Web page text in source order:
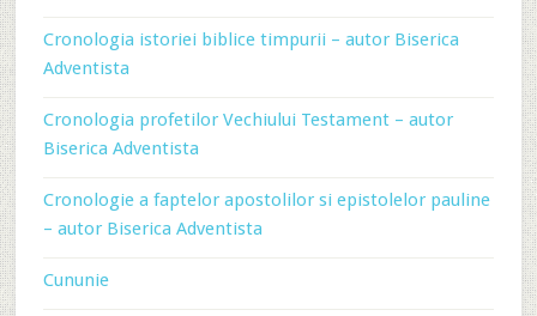
Cronologia istoriei biblice timpurii – autor Biserica
Adventista
Cronologia profetilor Vechiului Testament – autor
Biserica Adventista
Cronologie a faptelor apostolilor si epistolelor pauline
– autor Biserica Adventista
Cununie